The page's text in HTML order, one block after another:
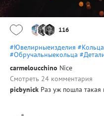
116
#Ювелирныеизделия #Кольца
#Обручальныекольца
carmeloucchino Nice
Смотреть 24 комментария
picbynick Раз уж пошла такая